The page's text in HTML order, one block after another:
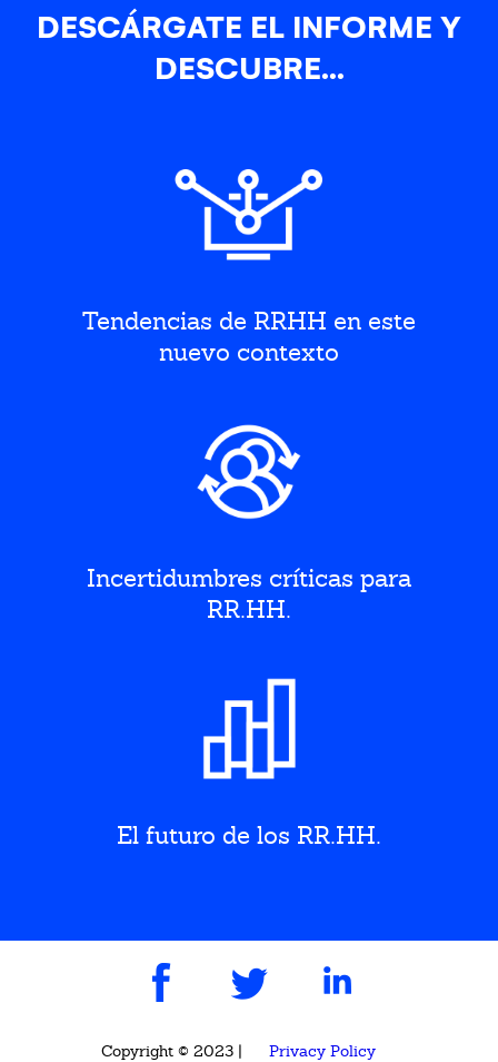
DESCÁRGATE EL INFORME Y
DESCUBRE...
Tendencias de RRHH en este
nuevo contexto
Incertidumbres críticas para
RR.HH.
El futuro de los RR.HH.
Copyright © 2023 | Privacy Policy